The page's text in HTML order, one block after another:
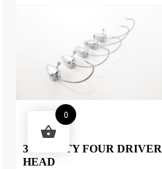
34 THIRTY FOUR DRIVER
HEAD
0